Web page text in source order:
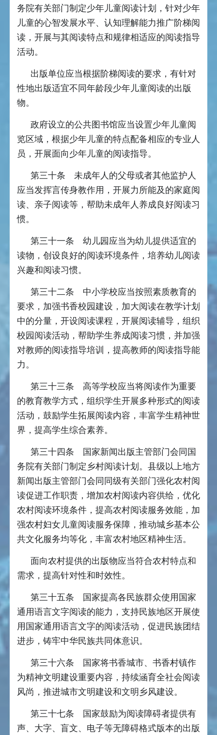
务院有关部门制定少年儿童阅读计划，针对少年
儿童的心智发展水平、认知理解能力推广阶梯阅
读，开展与其阅读特点和规律相适应的阅读指导
活动。
出版单位应当根据阶梯阅读的要求，有针对
性地出版适宜不同年龄段少年儿童阅读的出版
物。
政府设立的公共图书馆应当设置少年儿童阅
览区域，根据少年儿童的特点配备相应的专业人
员，开展面向少年儿童的阅读指导。
第三十条 未成年人的父母或者其他监护人
应当发挥言传身教作用，开展力所能及的家庭阅
读、亲子阅读等，帮助未成年人养成良好阅读习
惯。
第三十一条 幼儿园应当为幼儿提供适宜的
读物，创设良好的阅读环境条件，培养幼儿阅读
兴趣和阅读习惯。
第三十二条 中小学校应当按照素质教育的
要求，加强书香校园建设，加大阅读在教学计划
中的分量，开设阅读课程，开展阅读辅导，组织
校园阅读活动，帮助学生养成阅读习惯，并加强
对教师的阅读指导培训，提高教师的阅读指导能
力。
第三十三条 高等学校应当将阅读作为重要
的教育教学方式，组织学生开展多种形式的阅读
活动，鼓励学生拓展阅读内容，丰富学生精神世
界，提高学生综合素养。
第三十四条 国家新闻出版主管部门会同国
务院有关部门制定乡村阅读计划。县级以上地方
新闻出版主管部门会同同级有关部门强化农村阅
读促进工作职责，增加农村阅读内容供给，优化
农村阅读环境条件，提高农村阅读服务效能，加
强农村妇女儿童阅读服务保障，推动城乡基本公
共文化服务均等化，丰富农村地区精神生活。
面向农村提供的出版物应当符合农村特点和
需求，提高针对性和时效性。
第三十五条 国家提高各民族群众使用国家
通用语言文字阅读的能力，支持民族地区开展使
用国家通用语言文字的阅读活动，促进民族团结
进步，铸牢中华民族共同体意识。
第三十六条 国家将书香城市、书香村镇作
为精神文明建设重要内容，持续涵育全社会阅读
风尚，推进城市文明建设和文明乡风建设。
第三十七条 国家鼓励为阅读障碍者提供有
声、大字、盲文、电子等无障碍格式版本的出版